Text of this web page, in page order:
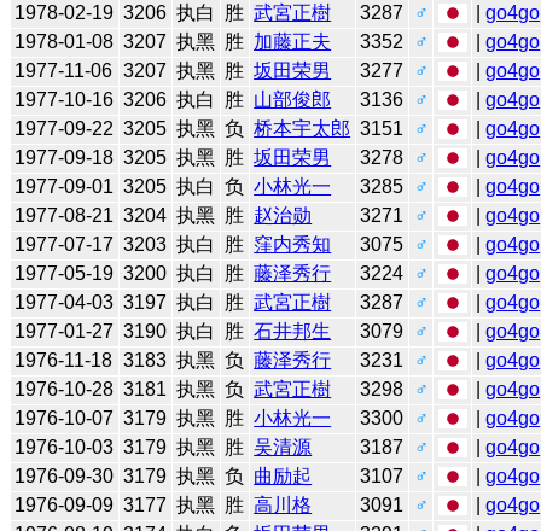
1978-02-19 3206 执白 胜 武宮正樹 3287 ♂ |go4go
1978-01-08 3207 执黑 胜 加藤正夫 3352 ♂ |go4go
1977-11-06 3207 执黑 胜 坂田荣男 3277 ♂ |go4go
1977-10-16 3206 执白 胜 山部俊郎 3136 ♂ |go4go
1977-09-22 3205 执黑 负 桥本宇太郎 3151 ♂ |go4go
1977-09-18 3205 执黑 胜 坂田荣男 3278 ♂ |go4go
1977-09-01 3205 执白 负 小林光一 3285 ♂ |go4go
1977-08-21 3204 执黑 胜 赵治勋 3271 ♂ |go4go
1977-07-17 3203 执白 胜 窪内秀知 3075 ♂ |go4go
1977-05-19 3200 执白 胜 藤泽秀行 3224 ♂ |go4go
1977-04-03 3197 执白 胜 武宮正樹 3287 ♂ |go4go
1977-01-27 3190 执白 胜 石井邦生 3079 ♂ |go4go
1976-11-18 3183 执黑 负 藤泽秀行 3231 ♂ |go4go
1976-10-28 3181 执黑 负 武宮正樹 3298 ♂ |go4go
1976-10-07 3179 执黑 胜 小林光一 3300 ♂ |go4go
1976-10-03 3179 执黑 胜 吴清源 3187 ♂ |go4go
1976-09-30 3179 执黑 负 曲励起 3107 ♂ |go4go
1976-09-09 3177 执黑 胜 高川格 3091 ♂ |go4go